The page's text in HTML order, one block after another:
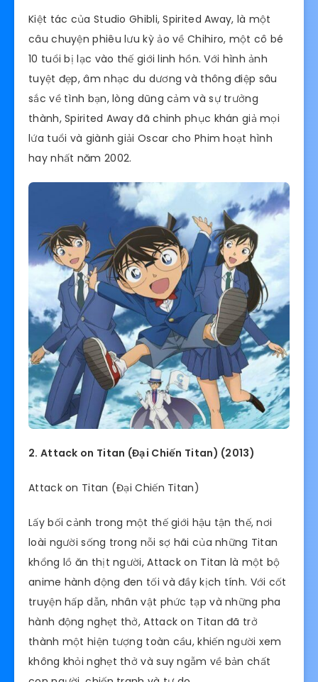
Kiệt tác của Studio Ghibli, Spirited Away, là một
câu chuyện phiêu lưu kỳ ảo về Chihiro, một cô bé
10 tuổi bị lạc vào thế giới linh hồn. Với hình ảnh
tuyệt đẹp, âm nhạc du dương và thông điệp sâu
sắc về tình bạn, lòng dũng cảm và sự trưởng
thành, Spirited Away đã chinh phục khán giả mọi
lứa tuổi và giành giải Oscar cho Phim hoạt hình
hay nhất năm 2002.
2. Attack on Titan (Đại Chiến Titan) (2013)
Attack on Titan (Đại Chiến Titan)
Lấy bối cảnh trong một thế giới hậu tận thế, nơi
loài người sống trong nỗi sợ hãi của những Titan
khổng lồ ăn thịt người, Attack on Titan là một bộ
anime hành động đen tối và đầy kịch tính. Với cốt
truyện hấp dẫn, nhân vật phức tạp và những pha
hành động nghẹt thở, Attack on Titan đã trở
thành một hiện tượng toàn cầu, khiến người xem
không khỏi nghẹt thở và suy ngẫm về bản chất